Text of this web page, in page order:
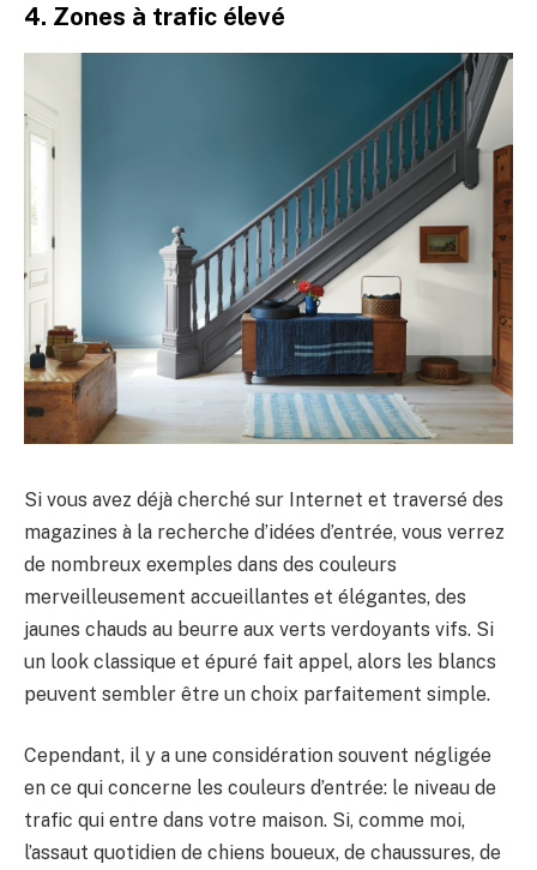
4. Zones à trafic élevé
Si vous avez déjà cherché sur Internet et traversé des
magazines à la recherche d’idées d’entrée, vous verrez
de nombreux exemples dans des couleurs
merveilleusement accueillantes et élégantes, des
jaunes chauds au beurre aux verts verdoyants vifs. Si
un look classique et épuré fait appel, alors les blancs
peuvent sembler être un choix parfaitement simple.
Cependant, il y a une considération souvent négligée
en ce qui concerne les couleurs d’entrée: le niveau de
trafic qui entre dans votre maison. Si, comme moi,
l’assaut quotidien de chiens boueux, de chaussures, de